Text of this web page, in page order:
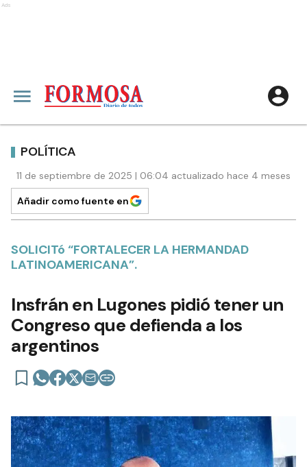
Ads
POLÍTICA
11 de septiembre de 2025 | 06:04 actualizado hace 4 meses
Añadir como fuente en
SOLICITó “FORTALECER LA HERMANDAD
LATINOAMERICANA”.
Insfrán en Lugones pidió tener un
Congreso que defienda a los
argentinos